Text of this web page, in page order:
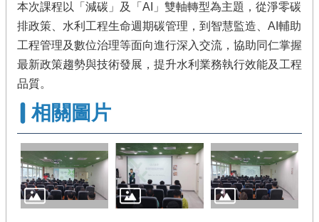
本次課程以「減碳」及「AI」雙軸轉型為主題，從淨零碳
排政策、水利工程生命週期碳管理，到智慧監造、AI輔助
工程管理及數位治理等面向進行深入交流，協助同仁掌握
最新政策趨勢與技術發展，提升水利業務執行效能及工程
品質。
相關圖片